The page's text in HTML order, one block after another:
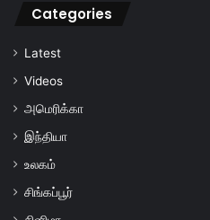
Categories
Latest
Videos
அமெரிக்கா
இந்தியா
உலகம்
சிங்கப்பூர்